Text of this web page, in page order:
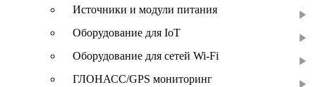
Источники и модули питания
Оборудование для IoT
Оборудование для сетей Wi-Fi
ГЛОНАСС/GPS мониторинг